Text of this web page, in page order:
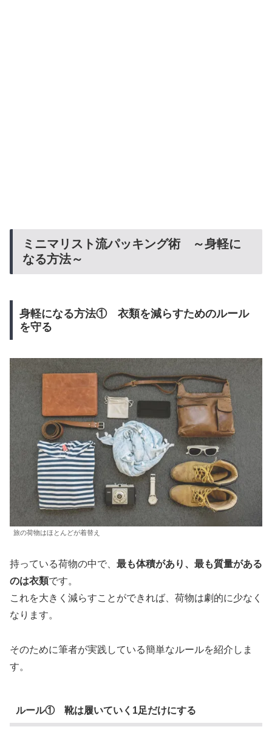
ミニマリスト流パッキング術 ～身軽に
なる方法～
身軽になる方法① 衣類を減らすためのルール
を守る
旅の荷物はほとんどが着替え
持っている荷物の中で、 最も体積があり、最も質量がある
のは衣類です。
これを大きく減らすことができれば、荷物は劇的に少なく
なります。
そのために筆者が実践している簡単なルールを紹介しま
す。
ルール① 靴は履いていく1足だけにする